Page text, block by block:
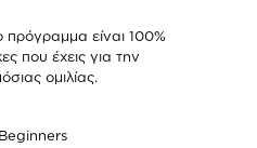
πρόγραμμα είναι 100%
που έχεις για την
ομιλίας.